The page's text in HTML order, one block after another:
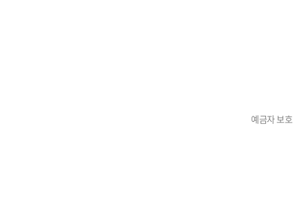
예금자 보호